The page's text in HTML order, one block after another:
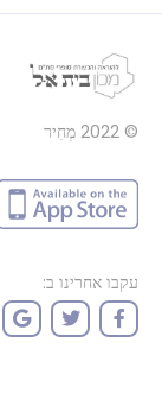
© 2022 מְחִיר
עקבו אחרינו ב: